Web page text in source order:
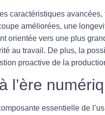
caractéristiques
améliorées, une
orientée vers une plus
au travail. De plus, la
proactive de la
l’ère
essentielle de